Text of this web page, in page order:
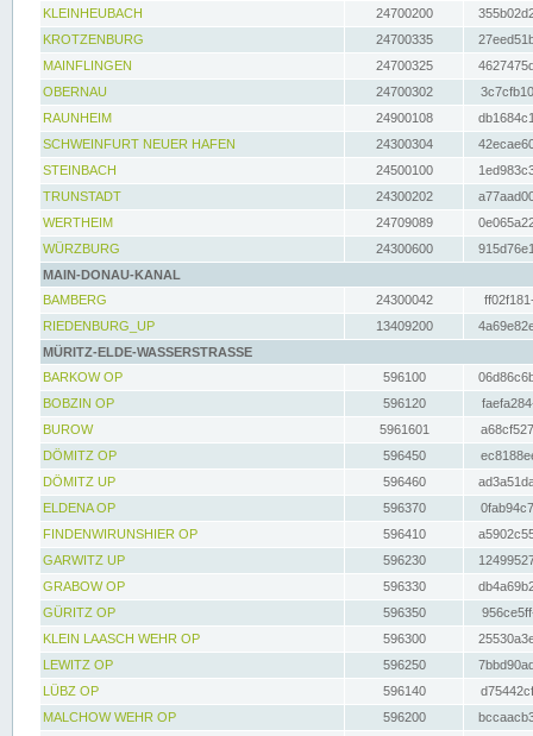
KLEINHEUBACH 24700200
KROTZENBURG
24700335
MAINFLINGEN
24700325
OBERNAU
24700302
RAUNHEIM
24900108
SCHWEINFURT NEUER HAFEN
24300304
STEINBACH
24500100
TRUNSTADT
24300202
WERTHEIM
24709089
WÜRZBURG
24300600
MAIN-DONAU-KANAL
BAMBERG
24300042
RIEDENBURG_UP
13409200
MÜRITZ-ELDE-WASSERSTRASSE
BARKOW OP
596100
BOBZIN OP
596120
BUROW
5961601
DÖMITZ OP
596450
DÖMITZ UP
596460
ELDENA OP
596370
FINDENWIRUNSHIER OP
596410
GARWITZ UP
596230
GRABOW OP
596330
GÜRITZ OP
596350
KLEIN LAASCH WEHR OP
596300
LEWITZ OP
596250
LÜBZ OP
596140
MALCHOW WEHR OP
596200